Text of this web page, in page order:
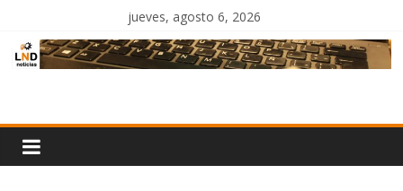
contenido
jueves, agosto 6, 2026
Noticias